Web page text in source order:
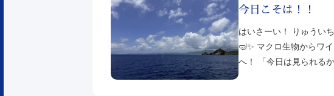
今日こそは！！
はいさーい！ りゅうい
🤿✨ マクロ生物からワ
へ！ 「今日は見られる